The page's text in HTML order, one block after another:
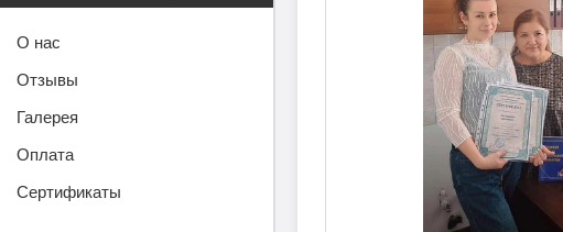
О нас
Отзывы
Галерея
Оплата
Сертификаты